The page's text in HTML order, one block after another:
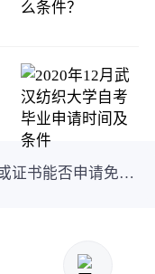
武汉纺织大学自考之前考过的科目或证书能否申请免考？